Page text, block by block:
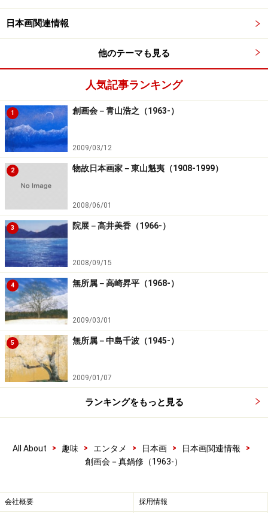
日本画関連情報
他のテーマも見る
人気記事ランキング
1 創画会－青山浩之（1963-）
2009/03/12
2 物故日本画家－東山魁夷（1908-1999）
2008/06/01
3 院展－高井美香（1966-）
2008/09/15
4 無所属－高崎昇平（1968-）
2009/03/01
5 無所属－中島千波（1945-）
2009/01/07
ランキングをもっと見る
All About > 趣味 > エンタメ > 日本画 > 日本画関連情報
>
創画会－真鍋修（1963-）
会社概要 採用情報